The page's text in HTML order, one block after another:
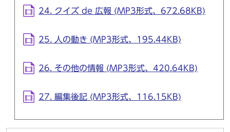
24. クイズ de 広報 (MP3形式、672.68KB)
25. 人の動き (MP3形式、195.44KB)
26. その他の情報 (MP3形式、420.64KB)
27. 編集後記 (MP3形式、116.15KB)